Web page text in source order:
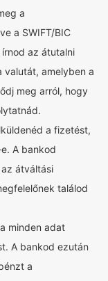
a
a SWIFT/BIC
az átutalni
valutát, amelyben a
meg arról, hogy
a fizetést,
A bankod
átváltási
találod
minden adat
A bankod ezután
a